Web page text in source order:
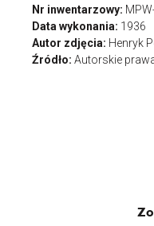
Nr inwentarzowy:
Data wykonania: 1936
Autor zdjęcia: Henryk
Źródło: Autorskie